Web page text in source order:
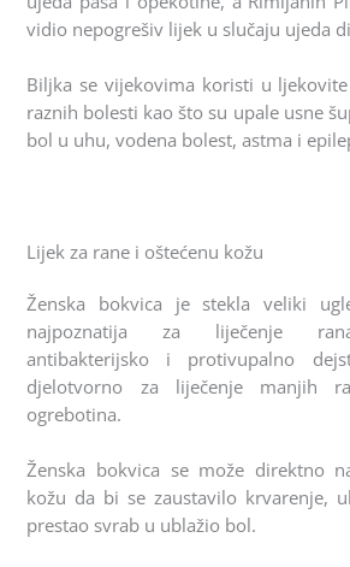
vidio nepogrešiv lijek u slučaju ujeda
Biljka se vijekovima koristi u
raznih bolesti kao što su upale usne
bol u uhu, vodena bolest, astma i
Lijek za rane i oštećenu kožu
Ženska bokvica je stekla veliki
najpoznatija za liječenje
antibakterijsko i protivupalno
djelotvorno za liječenje manjih
ogrebotina.
Ženska bokvica se može direktno
kožu da bi se zaustavilo krvarenje,
prestao svrab u ublažio bol.